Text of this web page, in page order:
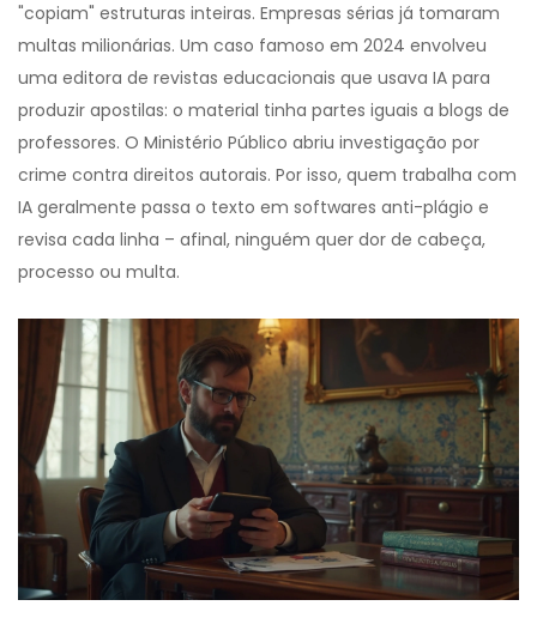
"copiam" estruturas inteiras. Empresas sérias já tomaram
multas milionárias. Um caso famoso em 2024 envolveu
uma editora de revistas educacionais que usava IA para
produzir apostilas: o material tinha partes iguais a blogs de
professores. O Ministério Público abriu investigação por
crime contra direitos autorais. Por isso, quem trabalha com
IA geralmente passa o texto em softwares anti-plágio e
revisa cada linha – afinal, ninguém quer dor de cabeça,
processo ou multa.